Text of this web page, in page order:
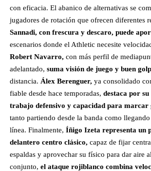
con eficacia. El abanico de alternativas se
jugadores de rotación que ofrecen diferentes
Sannadi, con frescura y descaro, puede
escenarios donde el Athletic necesite
Robert Navarro, con más perfil de
adelantado, suma visión de juego y buen
distancia. Álex Berenguer, ya consolidado
fiable desde hace temporadas, destaca por
trabajo defensivo y capacidad para marcar
tanto partiendo desde la banda como llegando
línea. Finalmente, Íñigo Izeta representa un
delantero centro clásico, capaz de fijar
espaldas y aprovechar su físico para dar aire
conjunto, el ataque rojiblanco combina